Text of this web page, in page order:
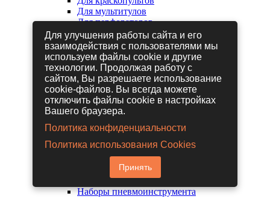
Для мультитулов
Для перфораторов
Для сабельных пил
Для строительных фенов
Для фрезеров
Для шлифовальных машин
Для электрических лобзиков
Для электрических ножниц
Для электрических пил
Для электрических рубанков
Гайковерты пневматические
Дрели пневматические
Другие пневмоинструменты
Заклепочники пневматические
Наборы пневмоинструмента
Для улучшения работы сайта и его
взаимодействия с пользователями мы
используем файлы cookie и другие
технологии. Продолжая работу с
сайтом, Вы разрешаете использование
cookie-файлов. Вы всегда можете
отключить файлы cookie в настройках
Вашего браузера.
Политика конфиденциальности
Политика использования Cookies
Принять